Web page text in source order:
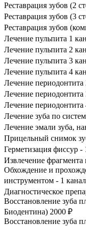
Реставрация зубов (2
Реставрация зубов (3
Реставрация зубов
Лечение пульпита 1
Лечение пульпита 2
Лечение пульпита 3
Лечение пульпита 4
Лечение
Лечение
Лечение
Лечение зуба по
Лечение эмали зуба,
Прицельный снимок
Герметизация фиссур -
Извлечение
Обхождение и
инструментом - 1 канал
Диагностическое
Восстановление зуба
Биодентина) 2000 ₽
Восстановление зуба